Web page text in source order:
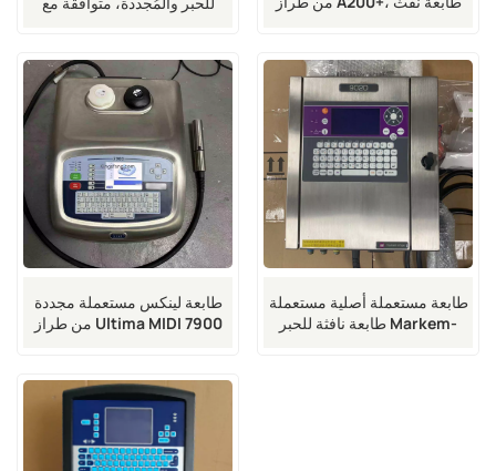
النافثة للحبر المُجددة.
طابعة لينكس مستعملة مجددة
من طراز Ultima MIDI 7900
طابعة مستعملة أصلية مستعملة
طابعة نافثة للحبر Markem-